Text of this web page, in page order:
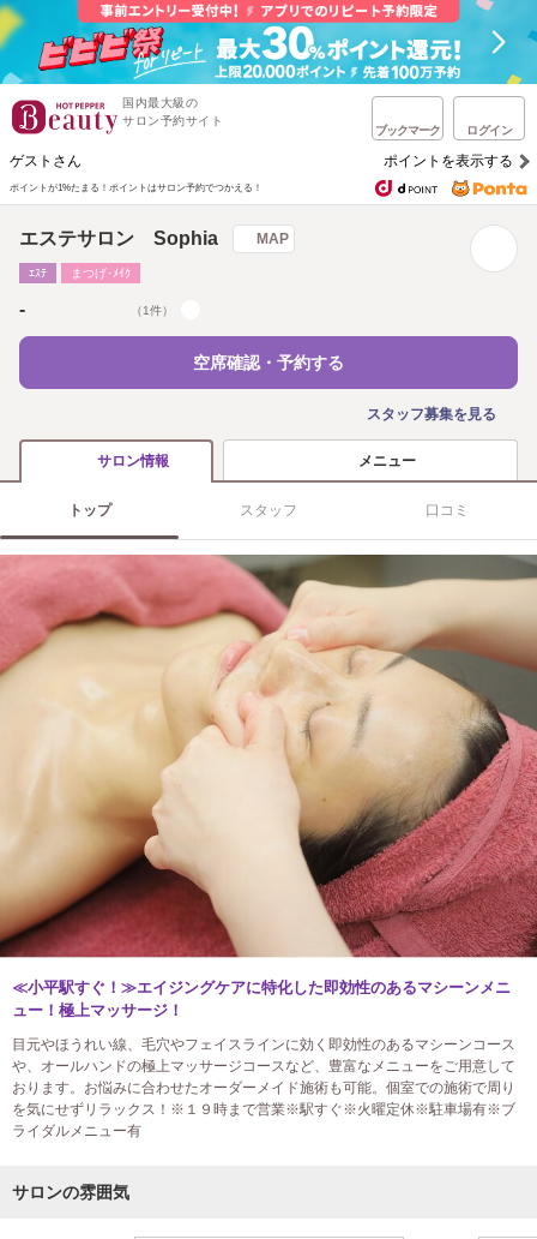
国内最大級の
サロン予約サイト
ブックマーク ログイン
ゲストさん ポイントを表示する
ポイントが1%たまる！ ポイントはサロン予約でつかえる！
エステサロン Sophia MAP
ｴｽﾃ まつげ･ﾒｲｸ
- （1件）
空席確認・予約する
スタッフ募集を見る
サロン情報 メニュー
トップ スタッフ 口コミ
≪小平駅すぐ！≫エイジングケアに特化した即効性のあるマシーンメニ
ュー！極上マッサージ！
目元やほうれい線、毛穴やフェイスラインに効く即効性のあるマシーンコース
や、オールハンドの極上マッサージコースなど、豊富なメニューをご用意して
おります。お悩みに合わせたオーダーメイド施術も可能。個室での施術で周り
を気にせずリラックス！※１９時まで営業※駅すぐ※火曜定休※駐車場有※ブ
ライダルメニュー有
サロンの雰囲気